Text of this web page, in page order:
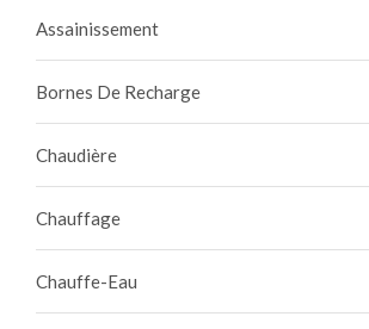
Assainissement
Bornes De Recharge
Chaudière
Chauffage
Chauffe-Eau